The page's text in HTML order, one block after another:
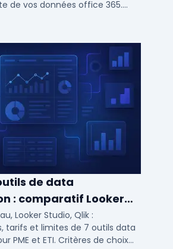
de vos données office 365.
de data
: comparatif Looker
vs Power BI et
Looker Studio, Qlik :
tarifs et limites de 7 outils data
PME et ETI. Critères de choix